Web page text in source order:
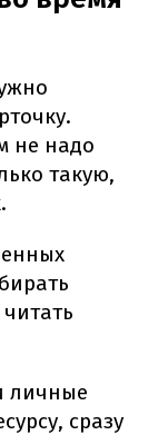
не надо
такую,
личные
сразу